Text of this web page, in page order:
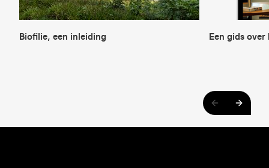
Biofilie, een inleiding Een gids